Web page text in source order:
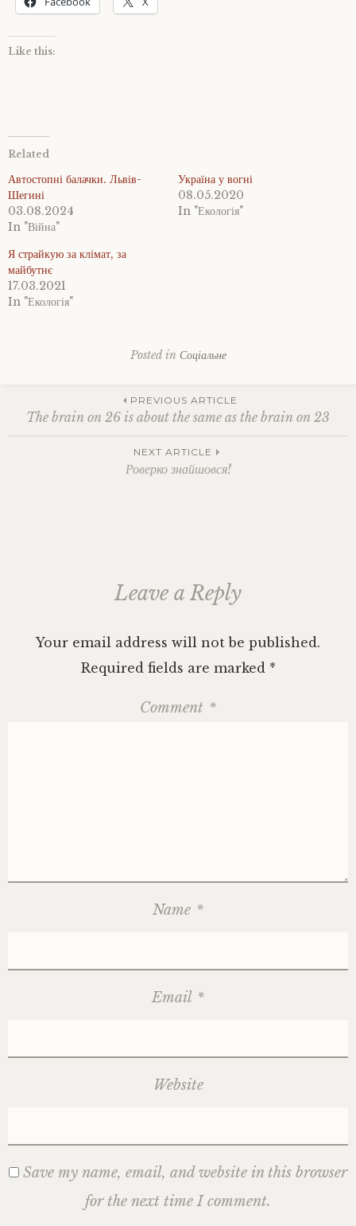
Like this:
Related
Автостопні балачки. Львів-
Шегині
03.08.2024
In "Війна"
Україна у вогні
08.05.2020
In "Екологія"
Я страйкую за клімат, за
майбутнє
17.03.2021
In "Екологія"
Posted in Соціальне
кохання
культура,
ближнього
нетрадиційна
роздуми
соціальні
Post
navigation
PREVIOUS ARTICLE
The brain on 26 is about the same as the brain on 23
NEXT ARTICLE
Роверко знайшовся!
Leave a Reply
Your email address will not be published.
Required fields are marked *
Comment *
Name *
Email *
Website
Save my name, email, and website in this browser
for the next time I comment.